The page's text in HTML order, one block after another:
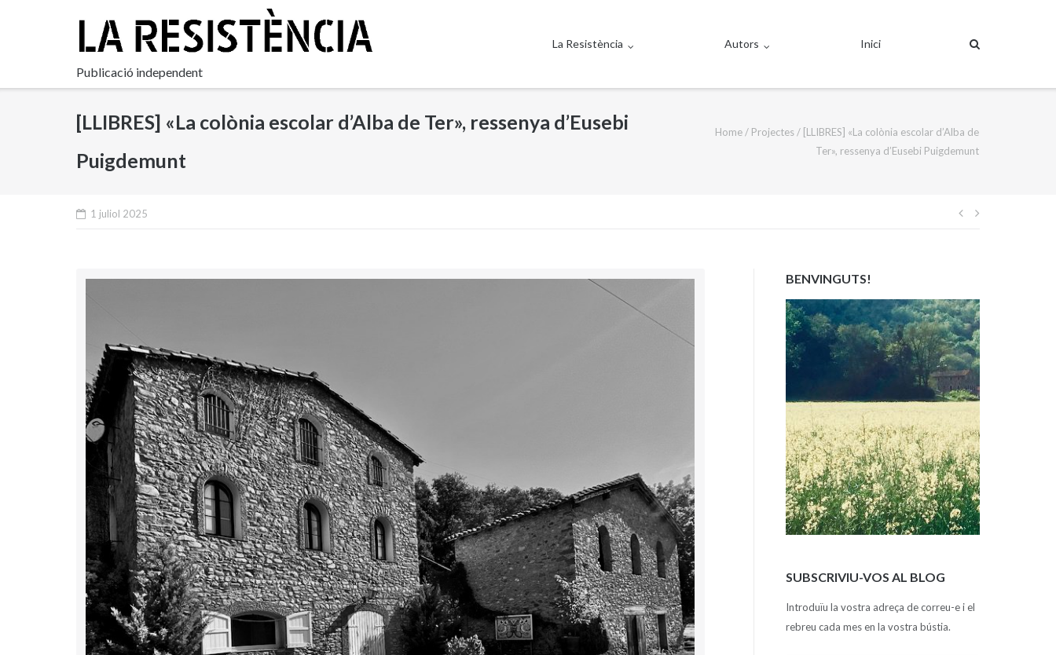
Publicació independent
La Resistència Autors Inici
[LLIBRES] «La colònia escolar d’Alba de Ter», ressenya d’Eusebi
Puigdemunt
Home / Projectes / [LLIBRES] «La colònia escolar d’Alba de
Ter», ressenya d’Eusebi Puigdemunt
1 juliol 2025
Navegació
BENVINGUTS!
SUBSCRIVIU-VOS AL BLOG
Introduïu la vostra adreça de correu-e i el
rebreu cada mes en la vostra bústia.